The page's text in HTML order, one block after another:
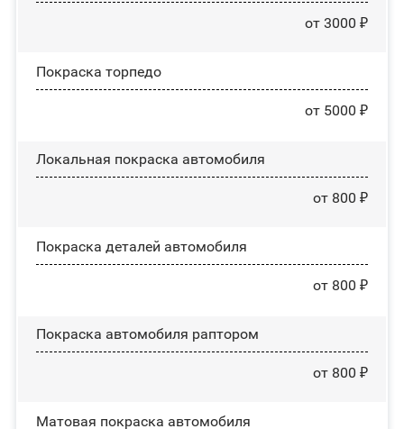
от 3000 ₽
Покраска торпедо
от 5000 ₽
Локальная покраска автомобиля
от 800 ₽
Покраска деталей автомобиля
от 800 ₽
Покраска автомобиля раптором
от 800 ₽
Матовая покраска автомобиля